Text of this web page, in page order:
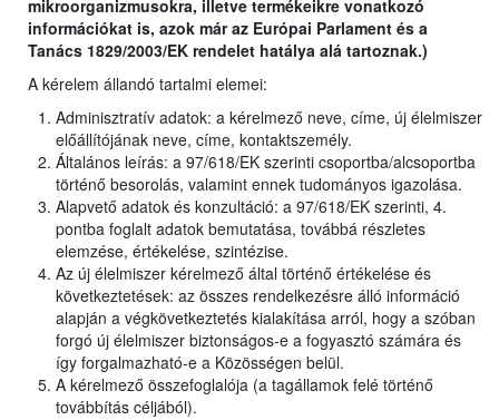
mikroorganizmusokra, illetve termékeikre vonatkozó
információkat is, azok már az Európai Parlament és a
Tanács 1829/2003/EK rendelet hatálya alá tartoznak.)
A kérelem állandó tartalmi elemei:
Adminisztratív adatok: a kérelmező neve, címe, új élelmiszer
előállítójának neve, címe, kontaktszemély.
Általános leírás: a 97/618/EK szerinti csoportba/alcsoportba
történő besorolás, valamint ennek tudományos igazolása.
Alapvető adatok és konzultáció: a 97/618/EK szerinti, 4.
pontba foglalt adatok bemutatása, továbbá részletes
elemzése, értékelése, szintézise.
Az új élelmiszer kérelmező által történő értékelése és
következtetések: az összes rendelkezésre álló információ
alapján a végkövetkeztetés kialakítása arról, hogy a szóban
forgó új élelmiszer biztonságos-e a fogyasztó számára és
így forgalmazható-e a Közösségen belül.
A kérelmező összefoglalója (a tagállamok felé történő
továbbítás céljából).